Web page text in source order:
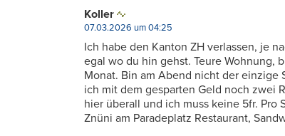
Koller
07.03.2026 um 04:25
Ich habe den Kanton ZH verlassen, je
egal wo du hin gehst. Teure Wohnung,
Monat. Bin am Abend nicht der einzige
ich mit dem gesparten Geld noch zwei
hier überall und ich muss keine 5fr. Pro
Znüni am Paradeplatz Restaurant,